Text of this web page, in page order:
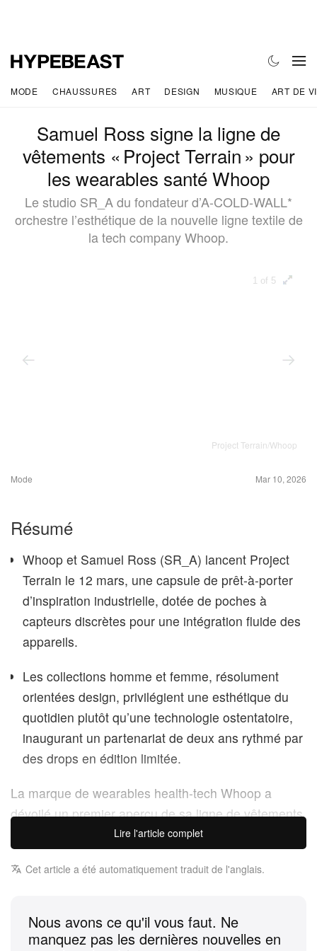
MODE CHAUSSURES ART DESIGN MUSIQUE ART DE
Samuel Ross signe la ligne de
vêtements « Project Terrain » pour
les wearables santé Whoop
Le studio SR_A du fondateur d’A-COLD-WALL*
orchestre l’esthétique de la nouvelle ligne textile de
la tech company Whoop.
1 of 5
Project Terrain/Whoop
Mode Mar 10, 2026
Résumé
Whoop et Samuel Ross (SR_A) lancent Project
Terrain le 12 mars, une capsule de prêt-à-porter
d’inspiration industrielle, dotée de poches à
capteurs discrètes pour une intégration fluide des
appareils.
Les collections homme et femme, résolument
orientées design, privilégient une esthétique du
quotidien plutôt qu’une technologie ostentatoire,
inaugurant un partenariat de deux ans rythmé par
des drops en édition limitée.
La marque de wearables health-tech Whoop a
dévoilé un premier aperçu de sa ligne de vêtements
« Project Terrain », imaginée par Samuel Ross et
son studio de design SR_A. Le partenariat avec le
fondateur d’A-COLD-WALL, annoncé tout début
permettant aux dispositifs de suivi Whoop de se
fondre sans effort dans une garde-robe résolument
Lire l'article complet
Cet article a été automatiquement traduit de l'anglais.
Nous avons ce qu'il vous faut. Ne
manquez pas les dernières nouvelles en